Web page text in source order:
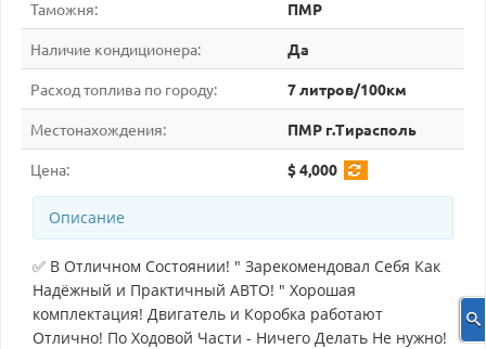
Таможня: ПМР
Наличие кондиционера: Да
Расход топлива по городу: 7 литров/100км
Местонахождения: ПМР г.Тирасполь
Цена: $ 4,000
Описание
✅ В Отличном Состоянии! " Зарекомендовал Себя Как
Надёжный и Практичный АВТО! " Хорошая
комплектация! Двигатель и Коробка работают
Отлично! По Ходовой Части - Ничего Делать Не нужно!